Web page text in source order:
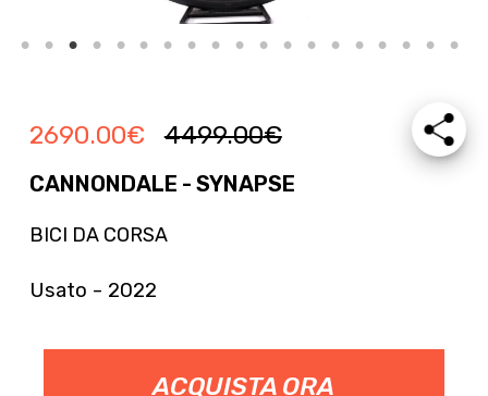
2690.00€ 4499.00€
CANNONDALE - SYNAPSE
BICI DA CORSA
Usato - 2022
ACQUISTA ORA